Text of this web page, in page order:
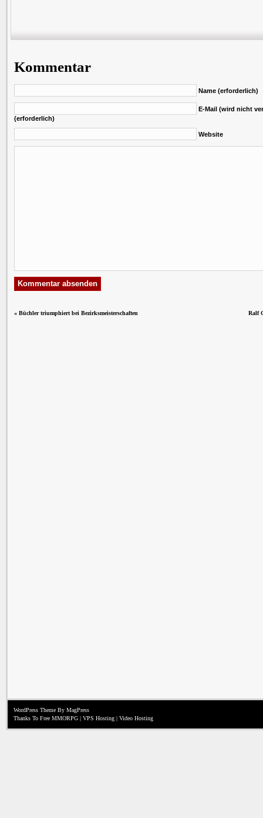
Kommentar
Name (erforderlich)
E-Mail (wird nicht
(erforderlich)
Website
« Büchler triumphiert bei Bezirksmeisterschaften Ralf
WordPress Theme By MagPress
Thanks To Free MMORPG | VPS Hosting | Video Hosting